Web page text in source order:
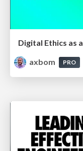
Digital Ethics as
axbom
PRO